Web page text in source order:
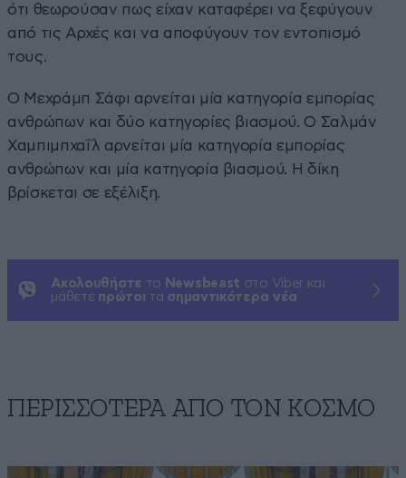
ότι θεωρούσαν πως είχαν καταφέρει να ξεφύγουν
από τις Αρχές και να αποφύγουν τον εντοπισμό
τους.
Ο Μεχράμπ Σάφι αρνείται μία κατηγορία εμπορίας
ανθρώπων και δύο κατηγορίες βιασμού. Ο Σαλμάν
Χαμπιμπχαΐλ αρνείται μία κατηγορία εμπορίας
ανθρώπων και μία κατηγορία βιασμού. Η δίκη
βρίσκεται σε εξέλιξη.
Ακολουθήστε το Newsbeast στο Viber και
μάθετε πρώτοι τα σημαντικότερα νέα
ΠΕΡΙΣΣΟΤΕΡΑ ΑΠΟ ΤΟΝ ΚΟΣΜΟ